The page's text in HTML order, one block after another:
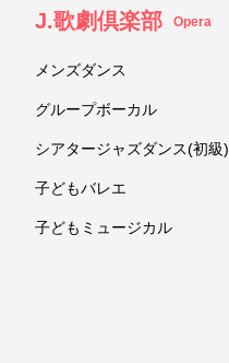
J.歌劇倶楽部 Opera
メンズダンス
グループボーカル
シアタージャズダンス(初級)
子どもバレエ
子どもミュージカル